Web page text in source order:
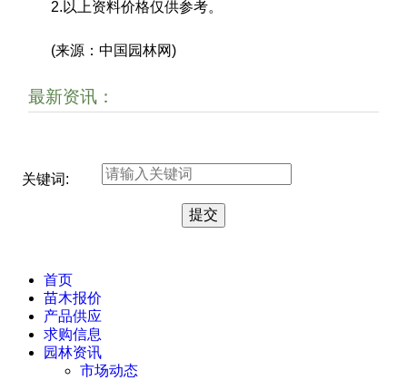
2.以上资料价格仅供参考。
(来源：中国园林网)
最新资讯：
关键词:
首页
苗木报价
产品供应
求购信息
园林资讯
市场动态